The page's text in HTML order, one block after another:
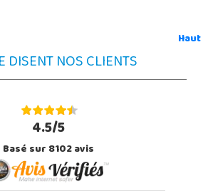
Haut
DISENT NOS CLIENTS
4.5/5
Basé sur 8102 avis